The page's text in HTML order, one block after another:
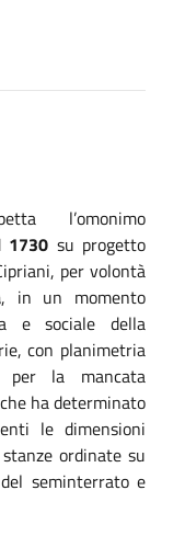
l’omonimo
su progetto
per volontà
, in un momento
e sociale della
con planimetria
la mancata
ha determinato
le dimensioni
ordinate su
seminterrato e